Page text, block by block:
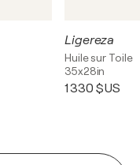
Ligereza
Huile sur Toile
35x28in
1 330 $US